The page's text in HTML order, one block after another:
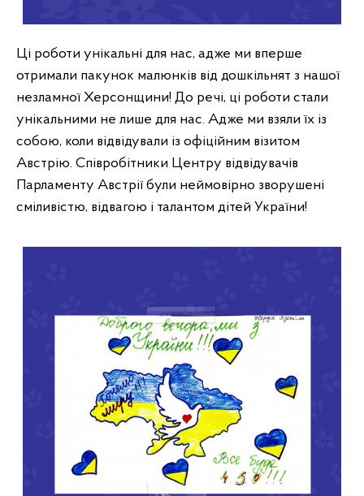
Ці роботи унікальні для нас, адже ми вперше
отримали пакунок малюнків від дошкільнят з нашої
незламної Херсонщини! До речі, ці роботи стали
унікальними не лише для нас. Адже ми взяли їх із
собою, коли відвідували із офіційним візитом
Австрію. Співробітники Центру відвідувачів
Парламенту Австрії були неймовірно зворушені
сміливістю, відвагою і талантом дітей України!